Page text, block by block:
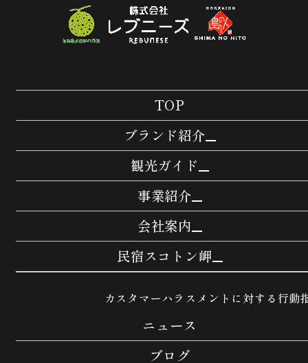
ニュース
ブログ
カスタマーハラスメントに対する行動
TOP
ブランド紹介
とみたメロンハウス
観光ガイド
事業紹介
直営事業
会社案内
民宿スコトン岬